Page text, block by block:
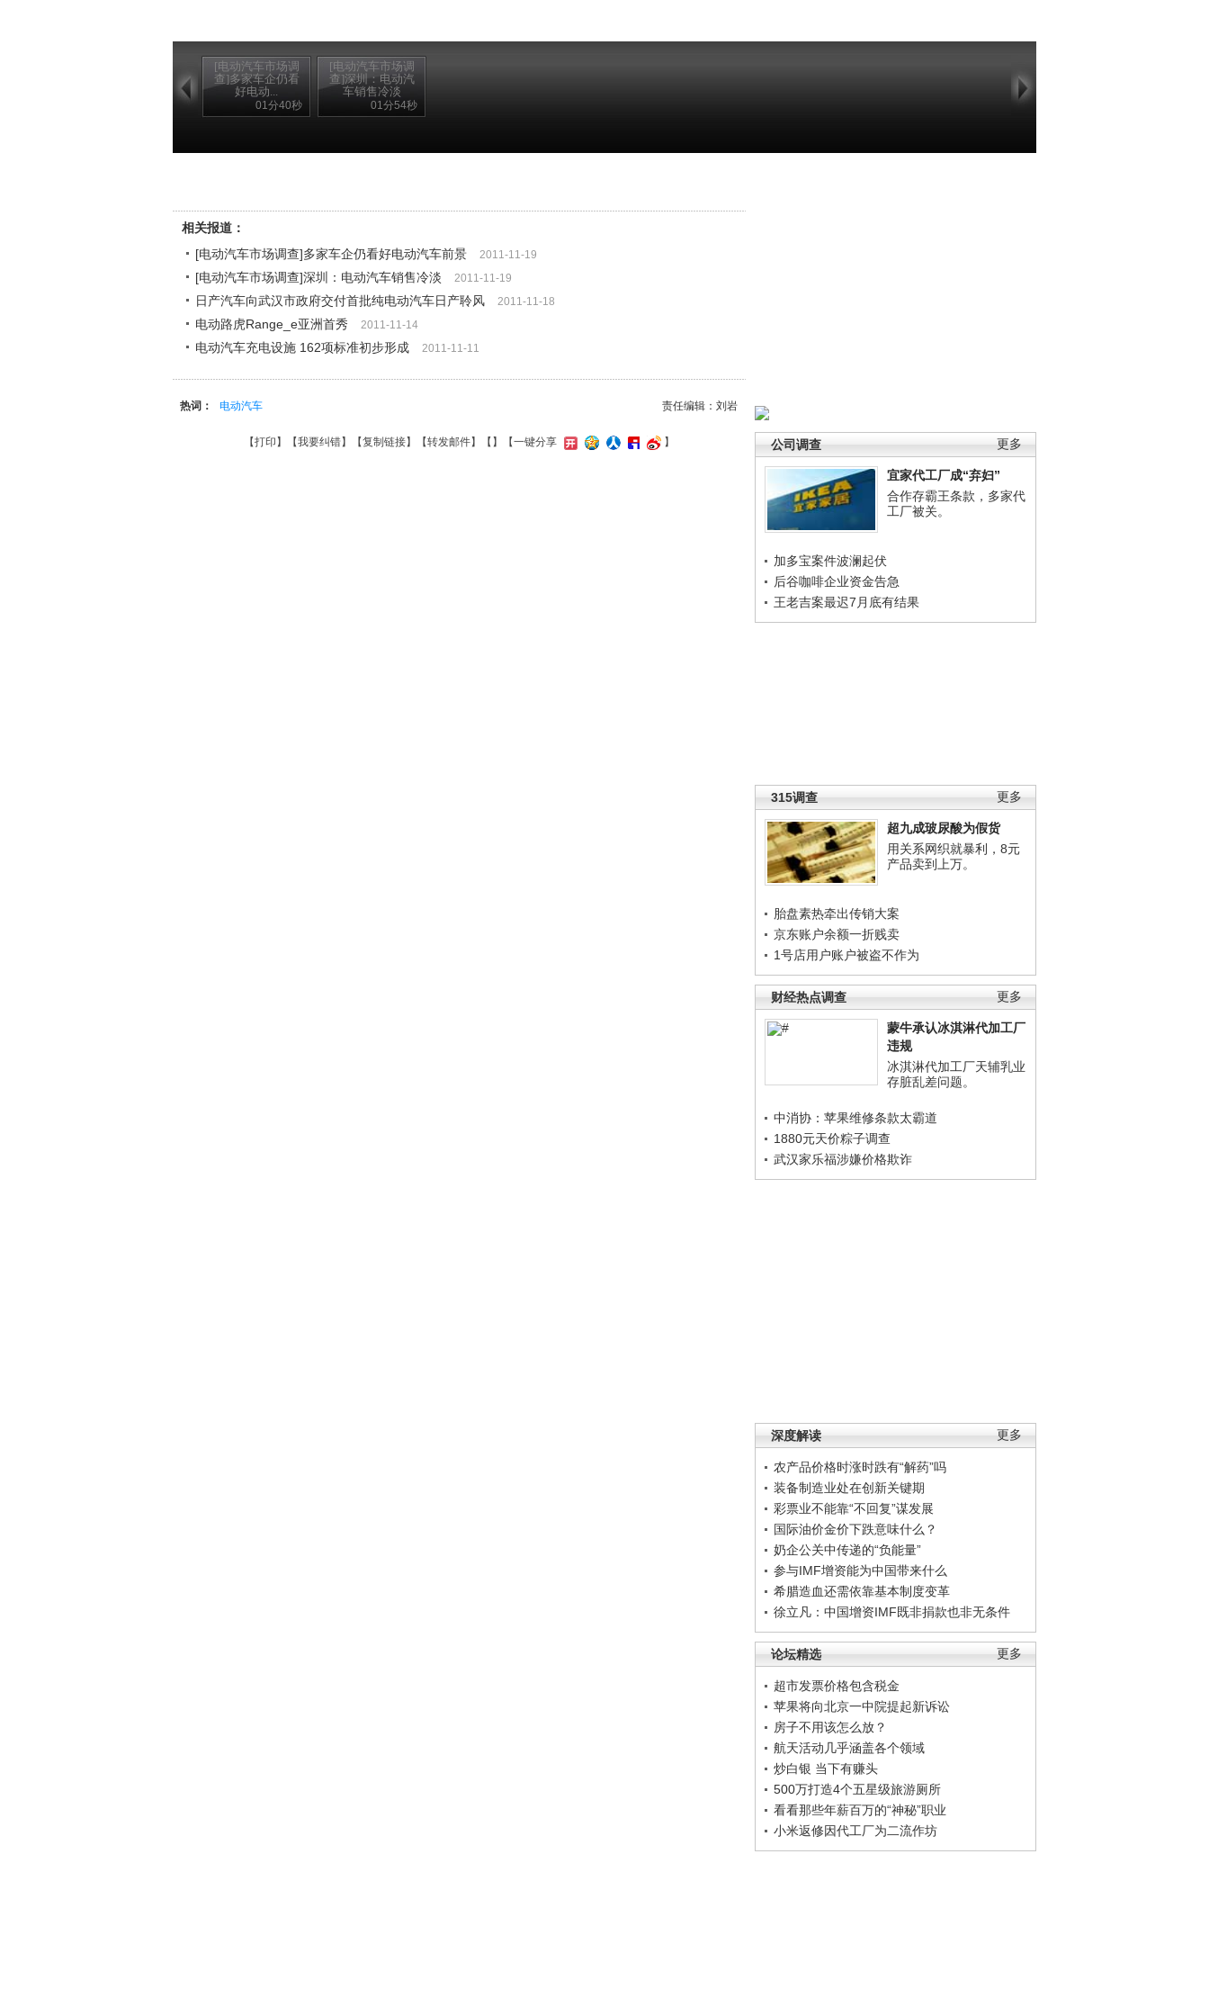
[电动汽车市场调
查]多家车企仍看
好电动...
01分40秒
[电动汽车市场调
查]深圳：电动汽
车销售冷淡
01分54秒
更多
公司调查
宜家代工厂成“弃妇”
合作存霸王条款，多家代
工厂被关。
加多宝案件波澜起伏
后谷咖啡企业资金告急
王老吉案最迟7月底有结果
更多
315调查
超九成玻尿酸为假货
用关系网织就暴利，8元
产品卖到上万。
胎盘素热牵出传销大案
京东账户余额一折贱卖
1号店用户账户被盗不作为
更多
财经热点调查
蒙牛承认冰淇淋代加工厂
违规
冰淇淋代加工厂天辅乳业
存脏乱差问题。
中消协：苹果维修条款太霸道
1880元天价粽子调查
武汉家乐福涉嫌价格欺诈
更多
深度解读
农产品价格时涨时跌有“解药”吗
装备制造业处在创新关键期
彩票业不能靠“不回复”谋发展
国际油价金价下跌意味什么？
奶企公关中传递的“负能量”
参与IMF增资能为中国带来什么
希腊造血还需依靠基本制度变革
徐立凡：中国增资IMF既非捐款也非无条件
更多
论坛精选
超市发票价格包含税金
苹果将向北京一中院提起新诉讼
房子不用该怎么放？
航天活动几乎涵盖各个领域
炒白银 当下有赚头
500万打造4个五星级旅游厕所
看看那些年薪百万的“神秘”职业
小米返修因代工厂为二流作坊
相关报道：
[电动汽车市场调查]多家车企仍看好电动汽车前景
2011-11-19
[电动汽车市场调查]深圳：电动汽车销售冷淡 2011-11-19
日产汽车向武汉市政府交付首批纯电动汽车日产聆风 2011-11-18
电动路虎Range_e亚洲首秀 2011-11-14
电动汽车充电设施 162项标准初步形成 2011-11-11
责任编辑：刘岩
热词： 电动汽车
【打印 】【我要纠错】【复制链接】【转发邮件】【 】 【一键分享 】